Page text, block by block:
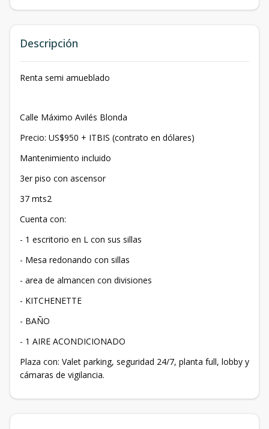
Descripción
Renta semi amueblado
Calle Máximo Avilés Blonda
Precio: US$950 + ITBIS (contrato en dólares)
Mantenimiento incluido
3er piso con ascensor
37 mts2
Cuenta con:
- 1 escritorio en L con sus sillas
- Mesa redonando con sillas
- area de almancen con divisiones
- KITCHENETTE
- BAÑO
- 1 AIRE ACONDICIONADO
Plaza con: Valet parking, seguridad 24/7, planta full, lobby y
cámaras de vigilancia.